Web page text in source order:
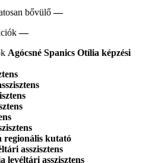
bővülő —
—
Agócsné Spanics Otília képzési
regionális kutató
asszisztens
levéltári asszisztens